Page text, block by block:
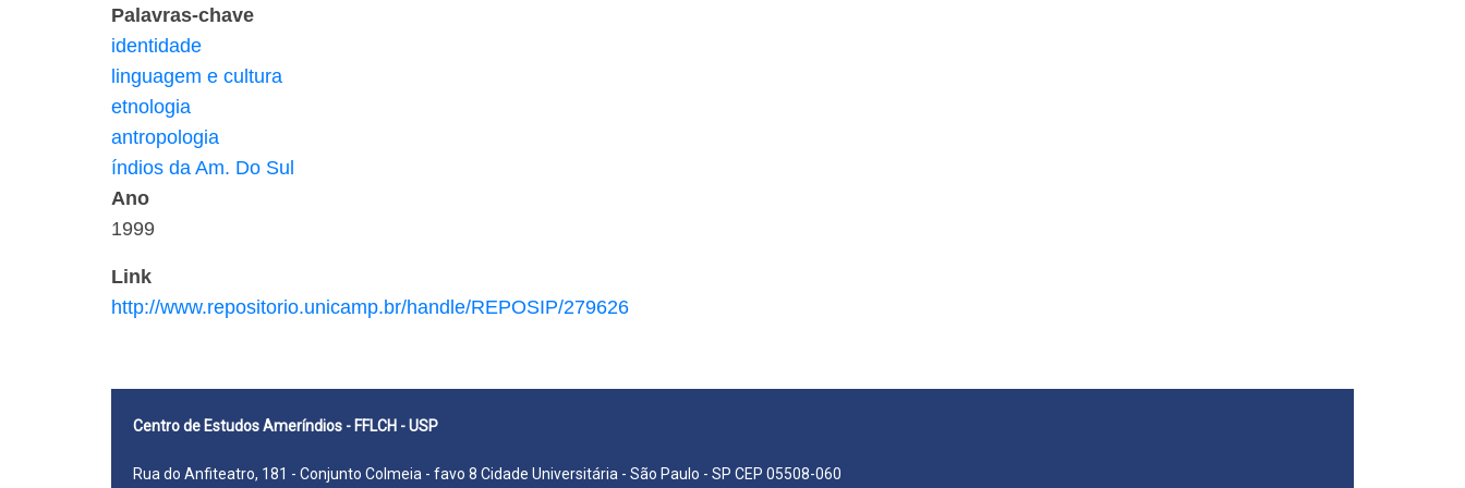
Palavras-chave
identidade
linguagem e cultura
etnologia
antropologia
índios da Am. Do Sul
Ano
1999
Link
http://www.repositorio.unicamp.br/handle/REPOSIP/279626
Centro de Estudos Ameríndios - FFLCH - USP
Rua do Anfiteatro, 181 - Conjunto Colmeia - favo 8 Cidade Universitária - São Paulo - SP CEP 05508-060